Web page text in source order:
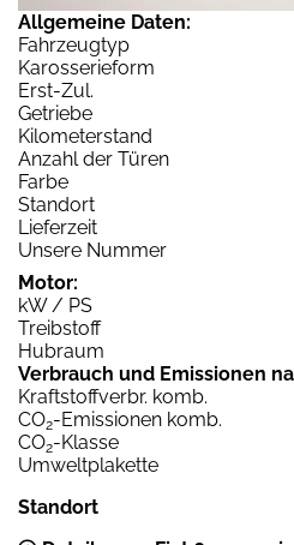
Allgemeine Daten:
Fahrzeugtyp
Karosserieform
Erst-Zul.
Getriebe
Kilometerstand
Anzahl der Türen
Farbe
Standort
Lieferzeit
Unsere Nummer
Motor:
kW / PS
Treibstoff
Hubraum
Verbrauch und Emissionen
Kraftstoffverbr. komb.
CO2-Emissionen komb.
CO2-Klasse
Umweltplakette
Standort